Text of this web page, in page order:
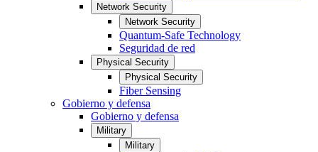
Network Security
Network Security
Quantum-Safe Technology
Seguridad de red
Physical Security
Physical Security
Fiber Sensing
Gobierno y defensa
Gobierno y defensa
Military
Military